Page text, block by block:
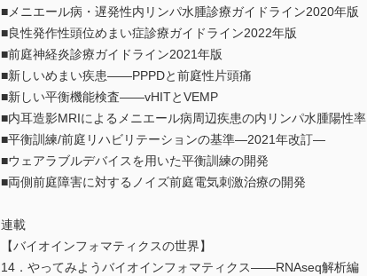
■メニエール病・遅発性内リンパ水腫診療ガイドライン2020年版
■良性発作性頭位めまい症診療ガイドライン2022年版
■前庭神経炎診療ガイドライン2021年版
■新しいめまい疾患――PPPDと前庭性片頭痛
■新しい平衡機能検査――vHITとVEMP
■内耳造影MRIによるメニエール病周辺疾患の内リンパ水腫陽性率
■平衡訓練/前庭リハビリテーションの基準―2021年改訂―
■ウェアラブルデバイスを用いた平衡訓練の開発
■両側前庭障害に対するノイズ前庭電気刺激治療の開発
連載
【バイオインフォマティクスの世界】
14．やってみようバイオインフォマティクス――RNAseq解析編